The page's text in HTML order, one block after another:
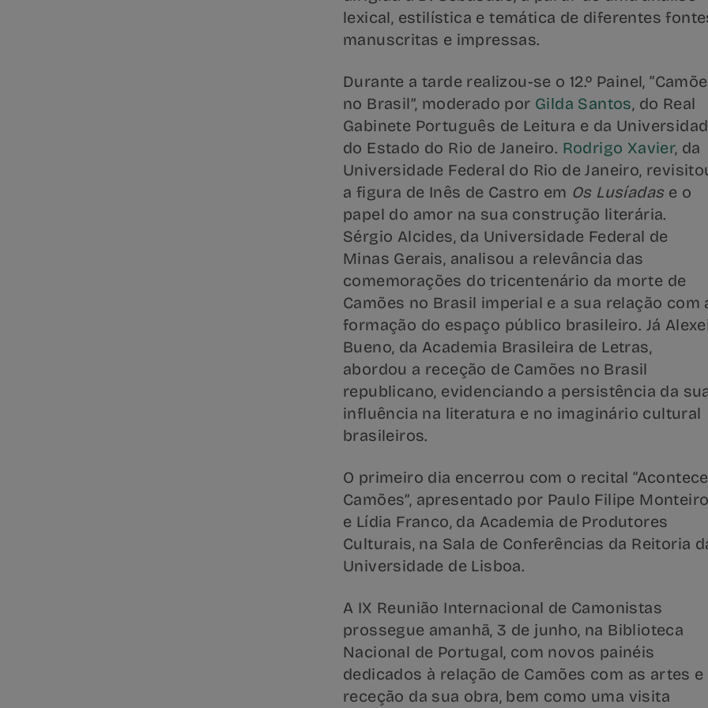
lexical, estilística e temática de diferentes
manuscritas e impressas.
Durante a tarde realizou-se o 12.º Painel,
no Brasil”, moderado por Gilda Santos, do Real
Gabinete Português de Leitura e da
do Estado do Rio de Janeiro. Rodrigo Xavier, da
Universidade Federal do Rio de Janeiro,
a figura de Inês de Castro em Os Lusíadas e o
papel do amor na sua construção literária.
Sérgio Alcides, da Universidade Federal de
Minas Gerais, analisou a relevância das
comemorações do tricentenário da morte de
Camões no Brasil imperial e a sua relação com
formação do espaço público brasileiro. Já
Bueno, da Academia Brasileira de Letras,
abordou a receção de Camões no Brasil
republicano, evidenciando a persistência da
influência na literatura e no imaginário cultural
brasileiros.
O primeiro dia encerrou com o recital “Acontece
Camões”, apresentado por Paulo Filipe
e Lídia Franco, da Academia de Produtores
Culturais, na Sala de Conferências da Reitoria
Universidade de Lisboa.
A IX Reunião Internacional de Camonistas
prossegue amanhã, 3 de junho, na Biblioteca
Nacional de Portugal, com novos painéis
dedicados à relação de Camões com as artes e
receção da sua obra, bem como uma visita